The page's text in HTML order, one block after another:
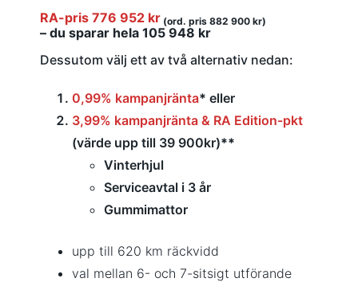
RA-pris 776 952 kr (ord. pris 882 900 kr)
– du sparar hela 105 948 kr
Dessutom välj ett av två alternativ nedan:
0,99% kampanjränta* eller
3,99% kampanjränta & RA Edition-pkt
(värde upp till 39 900kr)**
Vinterhjul
Serviceavtal i 3 år
Gummimattor
upp till 620 km räckvidd
val mellan 6- och 7-sitsigt utförande